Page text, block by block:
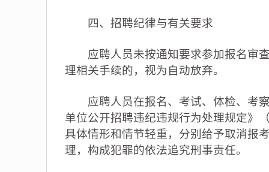
四、招聘纪律与有关要求
应聘人员未按通知要求参加报名审查
理相关手续的，视为自动放弃。
应聘人员在报名、考试、体检、考察
单位公开招聘违纪违规行为处理规定》
具体情形和情节轻重，分别给予取消报
理，构成犯罪的依法追究刑事责任。